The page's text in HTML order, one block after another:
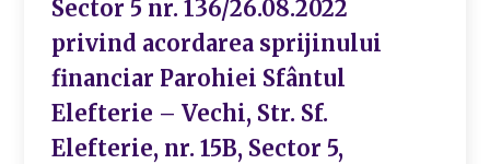
Sector 5 nr. 136/26.08.2022
privind acordarea sprijinului
financiar Parohiei Sfântul
Elefterie – Vechi, Str. Sf.
Elefterie, nr. 15B, Sector 5,